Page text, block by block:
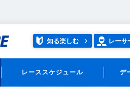
知る楽しむ レーサ
レーススケジュール デ